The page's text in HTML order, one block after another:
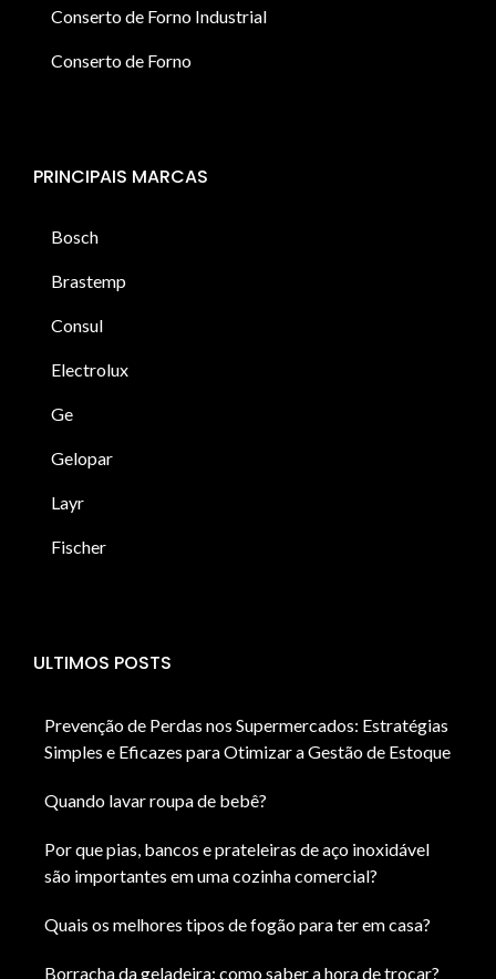
Conserto de Forno Industrial
Conserto de Forno
PRINCIPAIS MARCAS
Bosch
Brastemp
Consul
Electrolux
Ge
Gelopar
Layr
Fischer
ULTIMOS POSTS
Prevenção de Perdas nos Supermercados: Estratégias
Simples e Eficazes para Otimizar a Gestão de Estoque
Quando lavar roupa de bebê?
Por que pias, bancos e prateleiras de aço inoxidável
são importantes em uma cozinha comercial?
Quais os melhores tipos de fogão para ter em casa?
Borracha da geladeira: como saber a hora de trocar?